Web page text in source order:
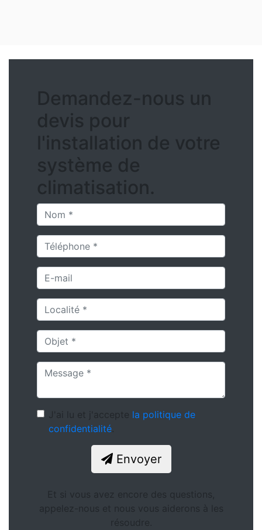
Demandez-nous un
devis pour
l'installation de votre
système de
climatisation.
J'ai lu et j'accepte la politique de
confidentialité
Envoyer
Et si vous avez encore des questions,
appelez-nous et nous vous aiderons à les
résoudre.